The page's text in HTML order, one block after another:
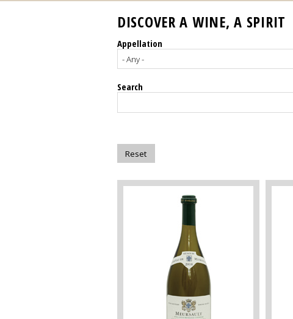
DISCOVER A WINE, A SPIRIT
Appellation
Search